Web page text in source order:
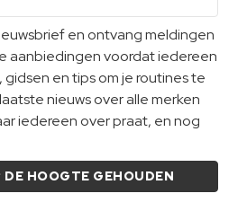
en ontvang meldingen
aanbiedingen voordat iedereen
en tips om je routines te
nieuws over alle merken
iedereen over praat, en nog
DE HOOGTE GEHOUDEN